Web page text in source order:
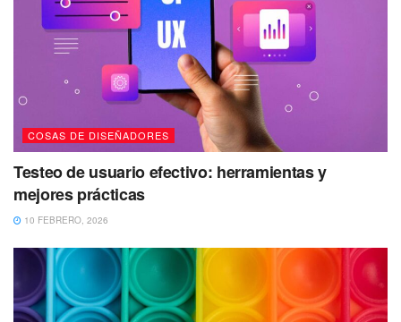
COSAS DE DISEÑADORES
Testeo de usuario efectivo: herramientas y
mejores prácticas
10 FEBRERO, 2026